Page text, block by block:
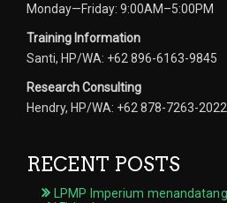
Monday—Friday: 9:00AM–5:00PM
Training Information
Santi, HP/WA: +62 896-6163-9845
Research Consulting
Hendry, HP/WA: +62 878-7263-2022
RECENT POSTS
LPMP Imperium